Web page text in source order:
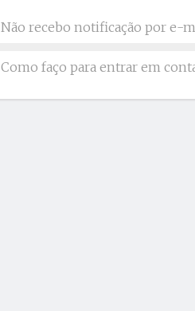
Não recebo notificação por e-
Como faço para entrar em